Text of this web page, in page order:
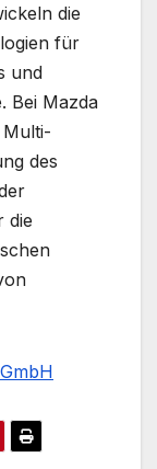
die
für
und
Bei Mazda
des
die